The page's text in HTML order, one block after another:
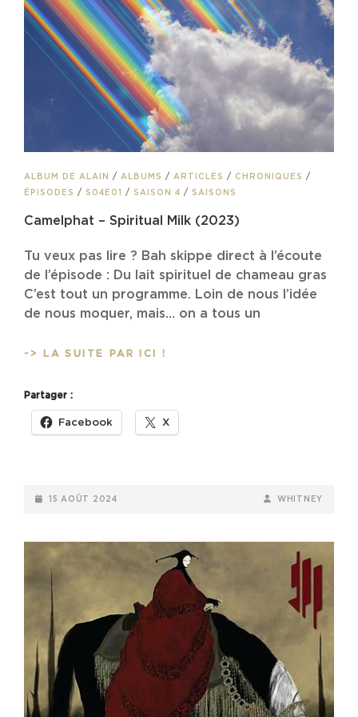
CAT
LINKS
ALBUM DE ALAIN / ALBUMS / ARTICLES / CHRONIQUES /
ÉPISODES / S04E01 / SAISON 4 / SAISONS
Camelphat – Spiritual Milk (2023)
Tu veux pas lire ? Bah skippe direct à l’écoute
de l’épisode : Du lait spirituel de chameau gras
C’est tout un programme. Loin de nous l’idée
de nous moquer, mais… on a tous un
-> LA SUITE PAR ICI !
(2023)
Partager :
Facebook X
POSTED-
15 AOÛT 2024
BY
BYLINE
WHITNEY